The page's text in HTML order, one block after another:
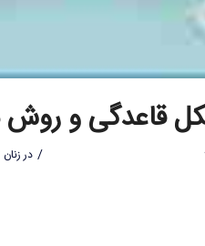
قاعدگی و روش
/ در زنان